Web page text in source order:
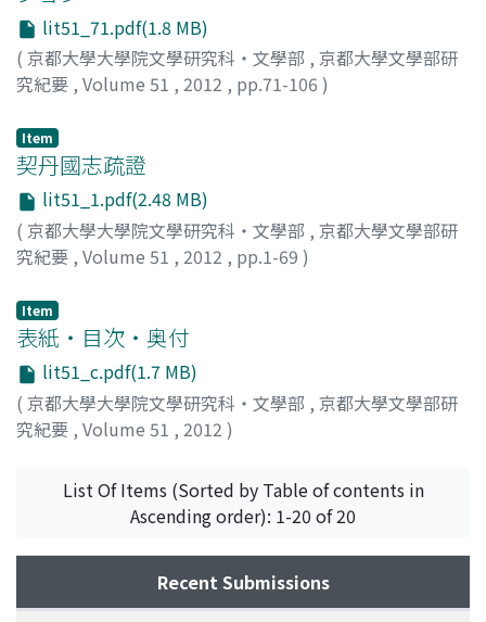
lit51_71.pdf(1.8 MB)
( 京都大學大學院文學研究科・文學部 , 京都大學文學部研
究紀要 , Volume 51 , 2012 , pp.71-106 )
Item
契丹國志疏證
lit51_1.pdf(2.48 MB)
( 京都大學大學院文學研究科・文學部 , 京都大學文學部研
究紀要 , Volume 51 , 2012 , pp.1-69 )
ト, ミチマサ
Item
表紙・目次・奥付
lit51_c.pdf(1.7 MB)
( 京都大學大學院文學研究科・文學部 , 京都大學文學部研
究紀要 , Volume 51 , 2012 )
List Of Items (Sorted by Table of contents in
Ascending order): 1-20 of 20
Recent Submissions